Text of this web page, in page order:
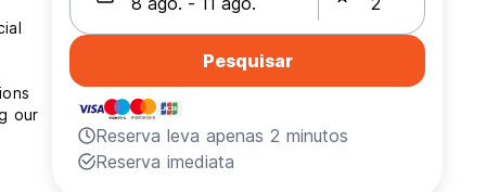
our
Pesquisar
Reserva leva apenas 2 minutos
Reserva imediata